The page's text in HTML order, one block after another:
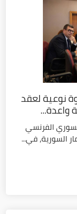
نوعية لعقد
واعدة...
الفرنسي
السورية، في...